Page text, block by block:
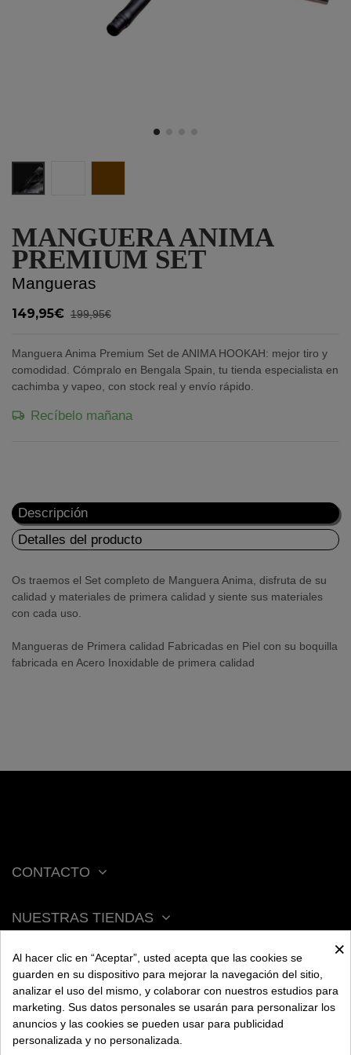
MANGUERA ANIMA
PREMIUM SET
Mangueras
149,95€ 199,95€
Manguera Anima Premium Set de ANIMA HOOKAH: mejor tiro y
comodidad. Cómpralo en Bengala Spain, tu tienda especialista en
cachimba y vapeo, con stock real y envío rápido.
Black
Recíbelo mañana
Descripción
Detalles del producto
Os traemos el Set completo de Manguera Anima, disfruta de su
calidad y materiales de primera calidad y siente sus materiales
con cada uso.
Mangueras de Primera calidad Fabricadas en Piel con su boquilla
fabricada en Acero Inoxidable de primera calidad
CONTACTO
NUESTRAS TIENDAS
ACERCA DE BENGALA
AYUDA
×
Al hacer clic en “Aceptar”, usted acepta que las cookies se
guarden en su dispositivo para mejorar la navegación del sitio,
analizar el uso del mismo, y colaborar con nuestros estudios para
marketing. Sus datos personales se usarán para personalizar los
anuncios y las cookies se pueden usar para publicidad
personalizada y no personalizada.